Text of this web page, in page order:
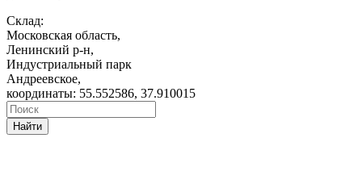
Склад:
Московская область,
Ленинский р-н,
Индустриальный парк
Андреевское,
координаты: 55.552586, 37.910015
Найти